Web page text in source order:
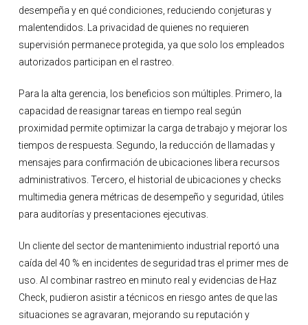
desempeña y en qué condiciones, reduciendo conjeturas y
malentendidos. La privacidad de quienes no requieren
supervisión permanece protegida, ya que solo los empleados
autorizados participan en el rastreo.
Para la alta gerencia, los beneficios son múltiples. Primero, la
capacidad de reasignar tareas en tiempo real según
proximidad permite optimizar la carga de trabajo y mejorar los
tiempos de respuesta. Segundo, la reducción de llamadas y
mensajes para confirmación de ubicaciones libera recursos
administrativos. Tercero, el historial de ubicaciones y checks
multimedia genera métricas de desempeño y seguridad, útiles
para auditorías y presentaciones ejecutivas.
Un cliente del sector de mantenimiento industrial reportó una
caída del 40 % en incidentes de seguridad tras el primer mes de
uso. Al combinar rastreo en minuto real y evidencias de Haz
Check, pudieron asistir a técnicos en riesgo antes de que las
situaciones se agravaran, mejorando su reputación y